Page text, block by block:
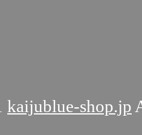
kaijublue-shop.jp